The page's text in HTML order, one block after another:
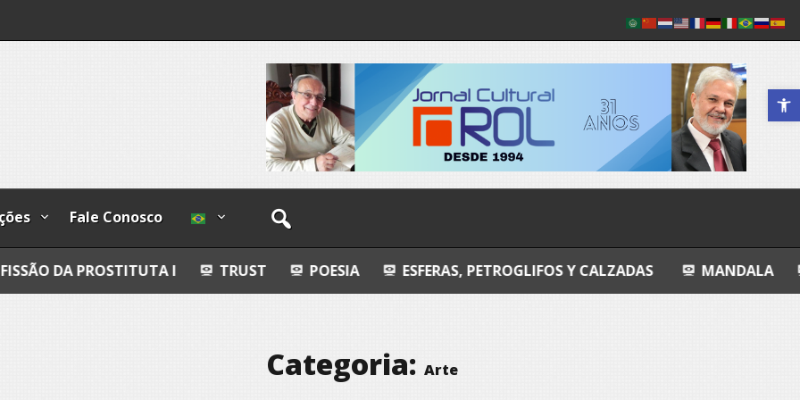
Abrir a
Fale Conosco
I TRUST POESIA ESFERAS, PETROGLIFOS Y CALZADAS MANDALA ENTROPIA
Categoria: Arte